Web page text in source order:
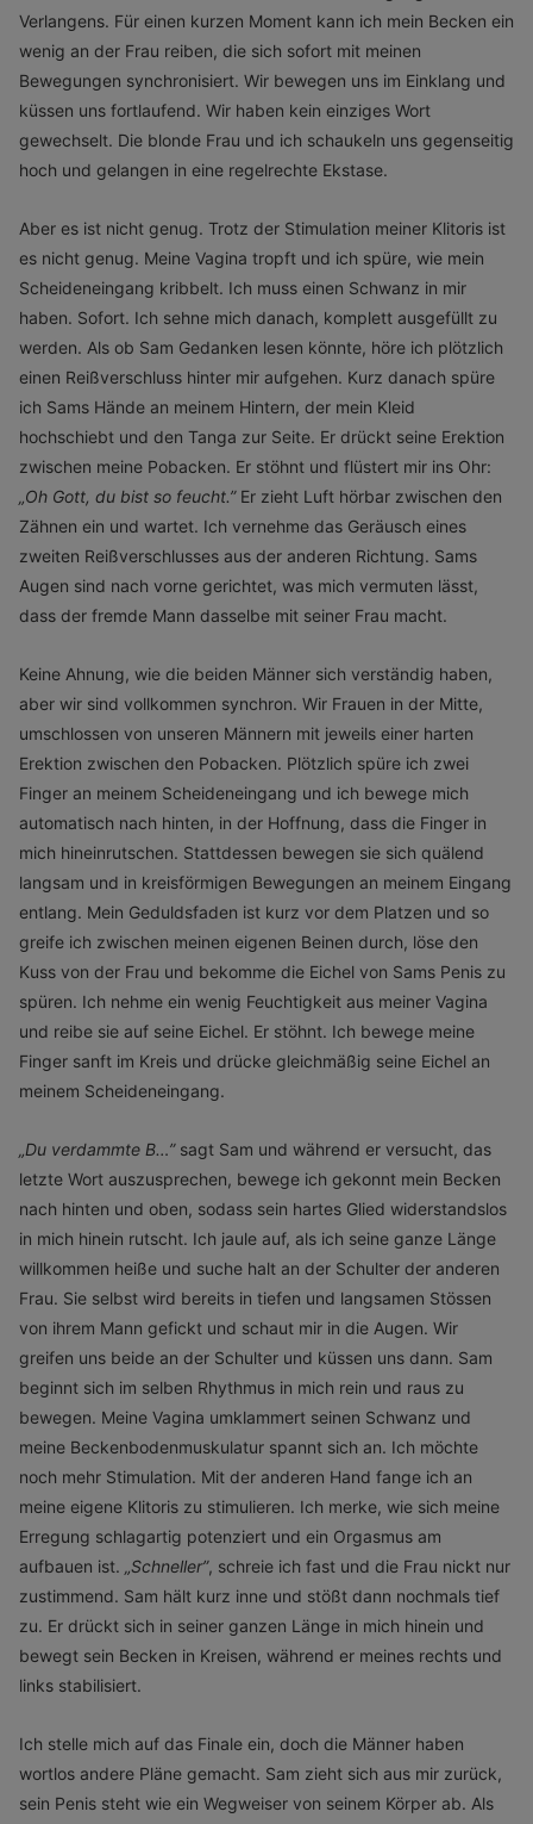
Verlangens. Für einen kurzen Moment kann ich mein Becken ein
wenig an der Frau reiben, die sich sofort mit meinen
Bewegungen synchronisiert. Wir bewegen uns im Einklang und
küssen uns fortlaufend. Wir haben kein einziges Wort
gewechselt. Die blonde Frau und ich schaukeln uns gegenseitig
hoch und gelangen in eine regelrechte Ekstase.
Aber es ist nicht genug. Trotz der Stimulation meiner Klitoris ist
es nicht genug. Meine Vagina tropft und ich spüre, wie mein
Scheideneingang kribbelt. Ich muss einen Schwanz in mir
haben. Sofort. Ich sehne mich danach, komplett ausgefüllt zu
werden. Als ob Sam Gedanken lesen könnte, höre ich plötzlich
einen Reißverschluss hinter mir aufgehen. Kurz danach spüre
ich Sams Hände an meinem Hintern, der mein Kleid
hochschiebt und den Tanga zur Seite. Er drückt seine Erektion
zwischen meine Pobacken. Er stöhnt und flüstert mir ins Ohr:
„Oh Gott, du bist so feucht.”Er zieht Luft hörbar zwischen den
Zähnen ein und wartet. Ich vernehme das Geräusch eines
zweiten Reißverschlusses aus der anderen Richtung. Sams
Augen sind nach vorne gerichtet, was mich vermuten lässt,
dass der fremde Mann dasselbe mit seiner Frau macht.
Keine Ahnung, wie die beiden Männer sich verständig haben,
aber wir sind vollkommen synchron. Wir Frauen in der Mitte,
umschlossen von unseren Männern mit jeweils einer harten
Erektion zwischen den Pobacken. Plötzlich spüre ich zwei
Finger an meinem Scheideneingang und ich bewege mich
automatisch nach hinten, in der Hoffnung, dass die Finger in
mich hineinrutschen. Stattdessen bewegen sie sich quälend
langsam und in kreisförmigen Bewegungen an meinem Eingang
entlang. Mein Geduldsfaden ist kurz vor dem Platzen und so
greife ich zwischen meinen eigenen Beinen durch, löse den
Kuss von der Frau und bekomme die Eichel von Sams Penis zu
spüren. Ich nehme ein wenig Feuchtigkeit aus meiner Vagina
und reibe sie auf seine Eichel. Er stöhnt. Ich bewege meine
Finger sanft im Kreis und drücke gleichmäßig seine Eichel an
meinem Scheideneingang.
„Du verdammte B…”sagt Sam und während er versucht, das
letzte Wort auszusprechen, bewege ich gekonnt mein Becken
nach hinten und oben, sodass sein hartes Glied widerstandslos
in mich hinein rutscht. Ich jaule auf, als ich seine ganze Länge
willkommen heiße und suche halt an der Schulter der anderen
Frau. Sie selbst wird bereits in tiefen und langsamen Stössen
von ihrem Mann gefickt und schaut mir in die Augen. Wir
greifen uns beide an der Schulter und küssen uns dann. Sam
beginnt sich im selben Rhythmus in mich rein und raus zu
bewegen. Meine Vagina umklammert seinen Schwanz und
meine Beckenbodenmuskulatur spannt sich an. Ich möchte
noch mehr Stimulation. Mit der anderen Hand fange ich an
meine eigene Klitoris zu stimulieren. Ich merke, wie sich meine
Erregung schlagartig potenziert und ein Orgasmus am
aufbauen ist. „Schneller”, schreie ich fast und die Frau nickt nur
zustimmend. Sam hält kurz inne und stößt dann nochmals tief
zu. Er drückt sich in seiner ganzen Länge in mich hinein und
bewegt sein Becken in Kreisen, während er meines rechts und
links stabilisiert.
Ich stelle mich auf das Finale ein, doch die Männer haben
wortlos andere Pläne gemacht. Sam zieht sich aus mir zurück,
sein Penis steht wie ein Wegweiser von seinem Körper ab. Als